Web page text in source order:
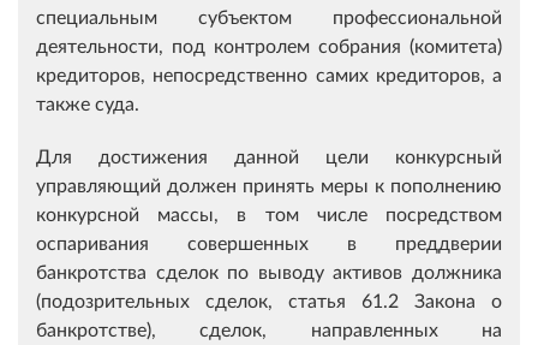
специальным субъектом профессиональной
деятельности, под контролем собрания (комитета)
кредиторов, непосредственно самих кредиторов, а
также суда.
Для достижения данной цели конкурсный
управляющий должен принять меры к пополнению
конкурсной массы, в том числе посредством
оспаривания совершенных в преддверии
банкротства сделок по выводу активов должника
(подозрительных сделок, статья 61.2 Закона о
банкротстве), сделок, направленных на